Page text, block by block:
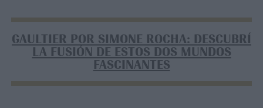
GAULTIER POR SIMONE ROCHA: DESCUBRÍ
LA FUSIÓN DE ESTOS DOS MUNDOS
FASCINANTES